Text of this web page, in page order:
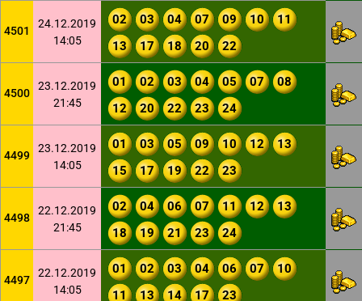
4501
24.12.2019
14:05
02 03 04 07 09 10
11
13
17 18 20 22
4500
23.12.2019
21:45
01 02 03 04 05 07
08
12
20 22 23 24
4499
23.12.2019
14:05
01 03 05 09 10 12
13
15
17 19 22 23
4498
22.12.2019
21:45
02 04 06 07 11 12
13
18
19 21 23 24
4497
22.12.2019
14:05
01 02 03 04 06 07
10
11
13 14 17 23